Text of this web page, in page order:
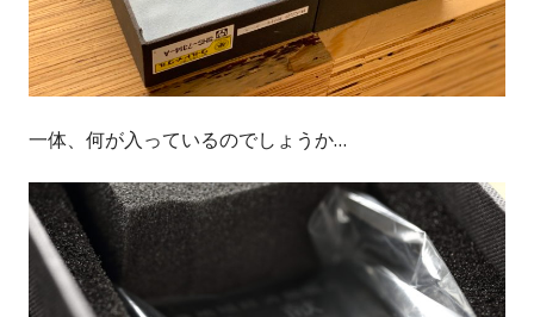
一体、何が入っているのでしょうか…